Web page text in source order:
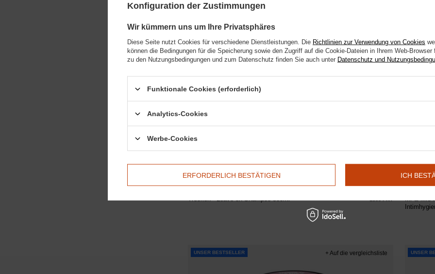
Insektenstichen 100g
UNSER BESTSELLER
Trocken - Leave-on Shampoo 500ml
1800PKTPunkte
+ Auf die vergleichsliste UNSER
Mr & Mrs
UNSER BESTSELLER + Auf die vergleichsliste UNSER
Zapisz się
Konfiguration der Zustimmungen
Wir kümmern uns um Ihre Privatsphäres
Diese Seite nutzt Cookies für verschiedene Dienstleistungen. Die Richtlinien zur Verwendung von Cookies
können die Bedingungen für die Speicherung sowie den Zugriff auf die Cookie-Dateien in Ihrem Web-
zu den Nutzungsbedingungen und zum Datenschutz finden Sie auch unter Datenschutz und
Funktionale Cookies (erforderlich)
Analytics-Cookies
Werbe-Cookies
ERFORDERLICH BESTÄTIGEN ICH